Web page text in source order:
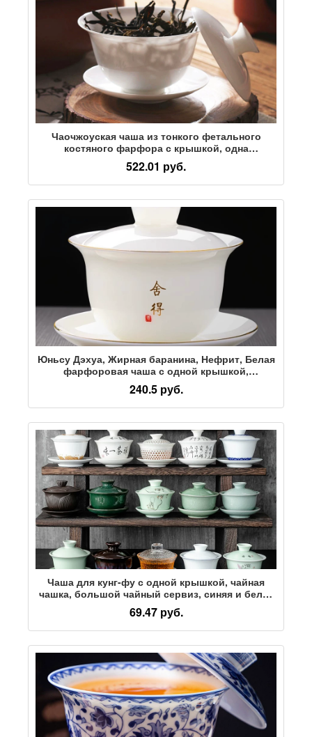
Чаочжоуская чаша из тонкого фетального
костяного фарфора с крышкой, одна
высококачественная чайная чашка, чай Кунг-фу
не горячий, чай Санкай, керамическая чаша с
крышкой, чайный сервиз
522.01 руб.
Юньсу Дэхуа, Жирная баранина, Нефрит, Белая
фарфоровая чаша с одной крышкой,
Керамическая Большая кофеварка ручной
работы, Бытовая чаша для чая Кунг-Фу Санкай
240.5 руб.
Чаша для кунг-фу с одной крышкой, чайная
чашка, большой чайный сервиз, синяя и белая
фарфоровая чаша для чая, аксессуары для
керамического чайного сервиза Sancai из
белого фарфора, одинарная
69.47 руб.